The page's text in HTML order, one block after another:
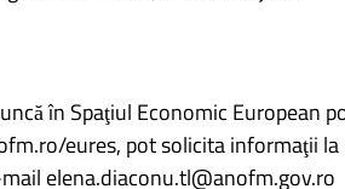
în Spaţiul Economic European
eures, pot solicita informaţii la
elena.diaconu.tl@anofm.gov.ro